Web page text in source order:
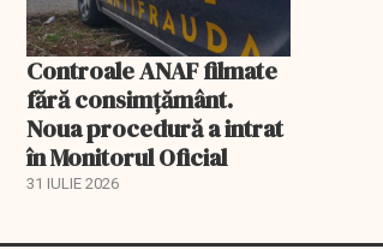
Controale ANAF filmate
fără consimțământ.
Noua procedură a intrat
în Monitorul Oficial
31 IULIE 2026